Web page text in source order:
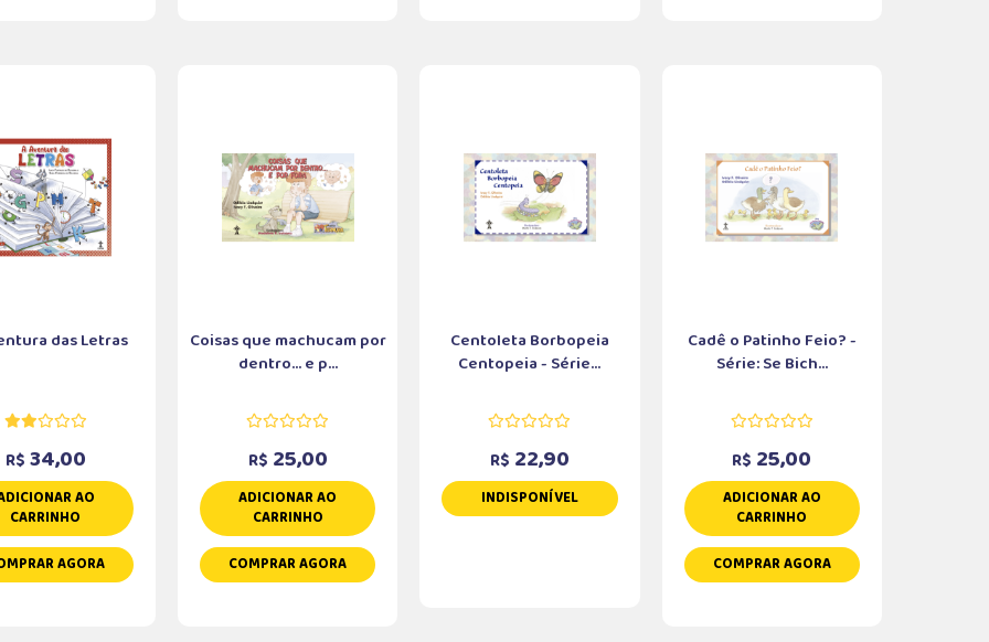
das Letras
R$ 34,00
AO
CARRINHO
AGORA
Coisas que machucam por
dentro... e p...
R$ 25,00
ADICIONAR AO
CARRINHO
COMPRAR AGORA
Centoleta Borbopeia
Centopeia - Série...
R$ 22,90
INDISPONÍVEL
Cadê o Patinho Feio? -
Série: Se Bich...
R$ 25,00
ADICIONAR AO
CARRINHO
COMPRAR AGORA